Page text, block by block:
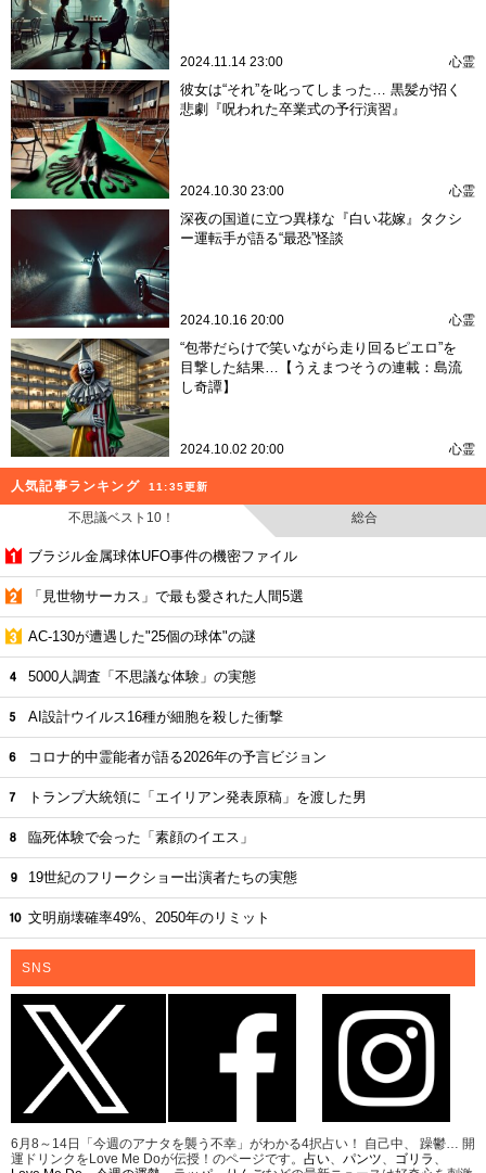
2024.11.14 23:00 心霊
彼女は“それ”を叱ってしまった… 黒髪が招く
悲劇『呪われた卒業式の予行演習』
2024.10.30 23:00 心霊
深夜の国道に立つ異様な『白い花嫁』タクシ
ー運転手が語る“最恐”怪談
2024.10.16 20:00 心霊
“包帯だらけで笑いながら走り回るピエロ”を
目撃した結果…【うえまつそうの連載：島流
し奇譚】
2024.10.02 20:00 心霊
人気記事ランキング 11:35更新
不思議ベスト10！ 総合
ブラジル金属球体UFO事件の機密ファイル
「見世物サーカス」で最も愛された人間5選
AC-130が遭遇した"25個の球体"の謎
5000人調査「不思議な体験」の実態
AI設計ウイルス16種が細胞を殺した衝撃
コロナ的中霊能者が語る2026年の予言ビジョン
トランプ大統領に「エイリアン発表原稿」を渡した男
臨死体験で会った「素顔のイエス」
19世紀のフリークショー出演者たちの実態
文明崩壊確率49%、2050年のリミット
SNS
6月8～14日「今週のアナタを襲う不幸」がわかる4択占い！ 自己中、 躁鬱… 開
運ドリンクをLove Me Doが伝授！のページです。 占い、 パンツ、 ゴリラ 、